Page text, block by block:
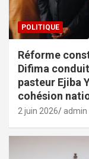
POLITIQUE
Réforme
Difima
pasteur Ejiba
cohésion
2 juin 2026 admin